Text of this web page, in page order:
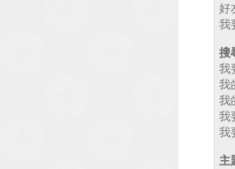
好
我
搜
我
我
我
我
我
主